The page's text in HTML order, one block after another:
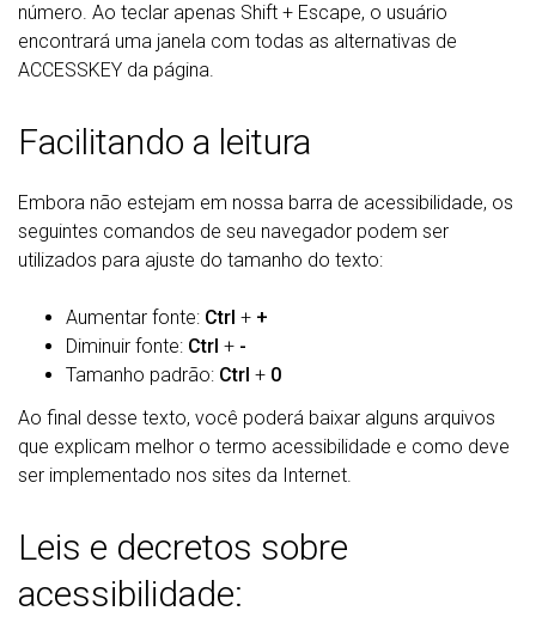
número. Ao teclar apenas Shift + Escape, o usuário
encontrará uma janela com todas as alternativas de
ACCESSKEY da página.
Facilitando a leitura
Embora não estejam em nossa barra de acessibilidade, os
seguintes comandos de seu navegador podem ser
utilizados para ajuste do tamanho do texto:
Aumentar fonte: Ctrl + +
Diminuir fonte: Ctrl + -
Tamanho padrão: Ctrl + 0
Ao final desse texto, você poderá baixar alguns arquivos
que explicam melhor o termo acessibilidade e como deve
ser implementado nos sites da Internet.
Leis e decretos sobre
acessibilidade: